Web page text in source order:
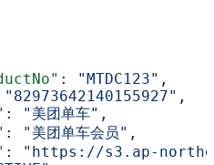
: "MTDC123" ,
"82973642140155927" ,
: "美团单车" ,
: "美团单车会员" ,
:
"https://s3.ap-